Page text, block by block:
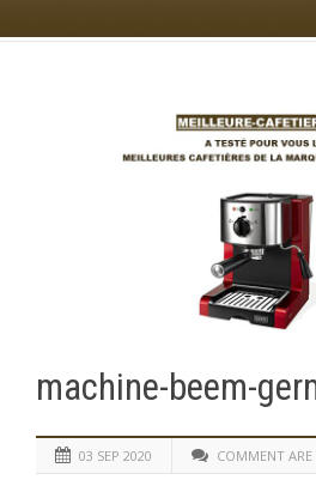
machine-beem-
03 SEP 2020 COMMENT ARE